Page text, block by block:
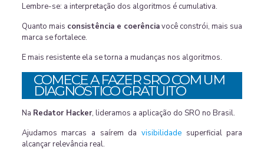
Lembre-se: a interpretação dos algoritmos é cumulativa.
Quanto mais consistência e coerênciavocê constrói, mais sua
marca se fortalece.
E mais resistente ela se torna a mudanças nos algoritmos.
COMECE A FAZER SRO COM UM
DIAGNÓSTICO GRATUITO
Na Redator Hacker, lideramos a aplicação do SRO no Brasil.
Ajudamos marcas a saírem da visibilidadesuperficial para
alcançar relevância real.